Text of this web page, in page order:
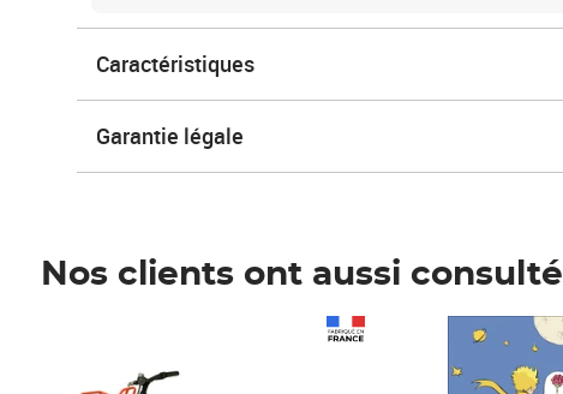
Caractéristiques
Garantie légale
Nos clients ont aussi consulté
Prix 7,50€